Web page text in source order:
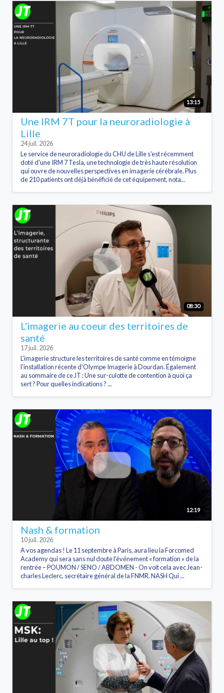
13:15
Une IRM 7T pour la neuroradiologie à
Lille
24 juil. 2026
Le service de neuroradiologie du CHU de Lille s'est récemment
doté d'une IRM 7 Tesla, une technologie de très haute résolution
qui ouvre de nouvelles perspectives en imagerie cérébrale. Plus
de 210 patients ont déjà bénéficié de cet équipement, nota...
08:30
L'imagerie au coeur des territoires de
santé
17 juil. 2026
L'imagerie structure les territoires de santé comme en témoigne
l'installation récente d'Olympe Imagerie à Dourdan. Également
au sommaire de ce JT : Une sur-culotte de contention à quoi ça
sert ? Pour quelles indications ? ...
12:19
Nash & formation
10 juil. 2026
A vos agendas ! Le 11 septembre à Paris, aura lieu la Forcomed
Academy qui sera sans nul doute l’événement « formation » de la
rentrée – POUMON / SENO / ABDOMEN - On voit cela avec Jean-
charles Leclerc, secrétaire général de la FNMR. NASH Qui ...